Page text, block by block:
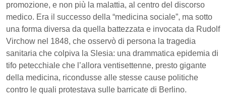
promozione, e non più la malattia, al centro del discorso
medico. Era il successo della “medicina sociale”, ma sotto
una forma diversa da quella battezzata e invocata da Rudolf
Virchow nel 1848, che osservò di persona la tragedia
sanitaria che colpiva la Slesia: una drammatica epidemia di
tifo petecchiale che l’allora ventisettenne, presto gigante
della medicina, ricondusse alle stesse cause politiche
contro le quali protestava sulle barricate di Berlino.